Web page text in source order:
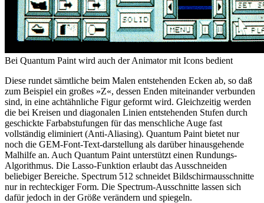
Bei Quantum Paint wird auch der Animator mit Icons bedient
Diese rundet sämtliche beim Malen entstehenden Ecken ab, so daß
zum Beispiel ein großes »Z«, dessen Enden miteinander verbunden
sind, in eine achtähnliche Figur geformt wird. Gleichzeitig werden
die bei Kreisen und diagonalen Linien entstehenden Stufen durch
geschickte Farbabstufungen für das menschliche Auge fast
vollständig eliminiert (Anti-Aliasing). Quantum Paint bietet nur
noch die GEM-Font-Text-darstellung als darüber hinausgehende
Malhilfe an. Auch Quantum Paint unterstützt einen Rundungs-
Algorithmus. Die Lasso-Funktion erlaubt das Ausschneiden
beliebiger Bereiche. Spectrum 512 schneidet Bildschirmausschnitte
nur in rechteckiger Form. Die Spectrum-Ausschnitte lassen sich
dafür jedoch in der Größe verändern und spiegeln.